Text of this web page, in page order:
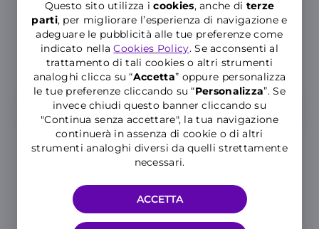
Questo sito utilizza icookies, anche di terze
parti, per migliorare l’esperienza di navigazione e
adeguare le pubblicità alle tue preferenze come
indicato nellaCookies Policy. Se acconsenti al
trattamento di tali cookies o altri strumenti
analoghi clicca su “Accetta” oppure personalizza
le tue preferenze cliccando su “Personalizza”. Se
invece chiudi questo banner cliccando su
"Continua senza accettare", la tua navigazione
continuerà in assenza di cookie o di altri
strumenti analoghi diversi da quelli strettamente
necessari.
ACCETTA
Cerca nelle Domande Frequenti del
Supporto WINDTRE
Inserisci almeno tre caratteri per cercare nelle FAQ
Hai ancora bisogno di aiuto?